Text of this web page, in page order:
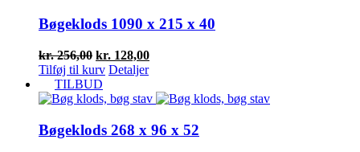
Bøgeklods 1090 x 215 x 40
kr.256,00 Den
oprindelige
pris
var:
kr. 128,00Den
aktuelle
er:
Tilføj til kurv Detaljer
TILBUD
Bøgeklods 268 x 96 x 52